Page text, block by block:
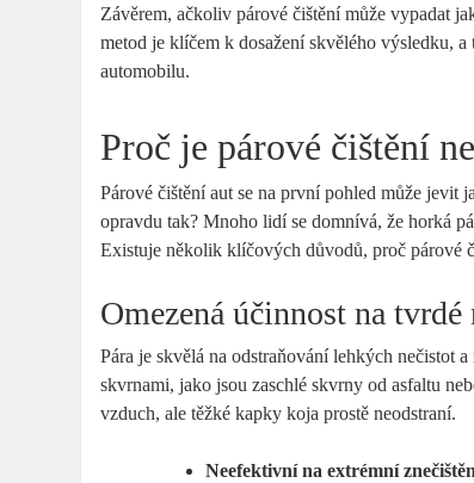
Závěrem, ačkoliv párové čištění může vypadat
metod je klíčem k dosažení skvělého výsledku,
automobilu.
Proč je párové čištění
Párové čištění aut se na první pohled může
opravdu tak? Mnoho lidí se domnívá, že horká
Existuje několik klíčových důvodů, proč párové
Omezená účinnost na
Pára je skvělá na odstraňování lehkých nečistot
skvrnami, jako jsou zaschlé skvrny od asfaltu
vzduch, ale těžké kapky koja prostě neodstraní.
Neefektivní na extrémní